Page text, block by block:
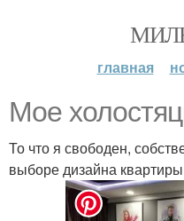
главная
Мое
То что я свободен,
выборе дизайна квартиры